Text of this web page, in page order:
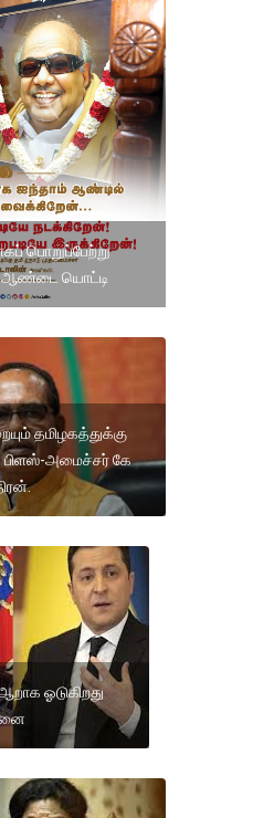
பொறுப்பேற்று
யொட்டி
தமிழகத்துக்கு
பிளஸ்-அமைச்சர் கே
ஓடுகிறது